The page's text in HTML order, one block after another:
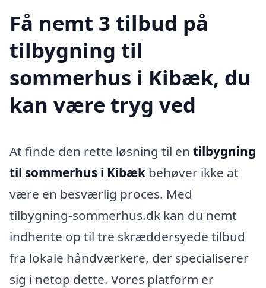
Få nemt 3 tilbud på
tilbygning til
sommerhus i Kibæk, du
kan være tryg ved
At finde den rette løsning til en tilbygning
til sommerhus i Kibæk behøver ikke at
være en besværlig proces. Med
tilbygning-sommerhus.dk kan du nemt
indhente op til tre skræddersyede tilbud
fra lokale håndværkere, der specialiserer
sig i netop dette. Vores platform er